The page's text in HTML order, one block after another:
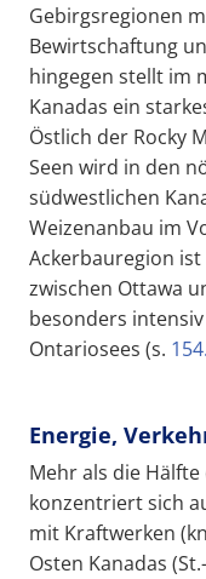
Gebirgsregionen
Bewirtschaftung
hingegen stellt im
Kanadas ein
Östlich der Rocky
Seen wird in den
südwestlichen
Weizenanbau im
Ackerbauregion
zwischen Ottawa
besonders
Ontariosees (s.
Energie,
Mehr als die
konzentriert sich
mit Kraftwerken
Osten Kanadas